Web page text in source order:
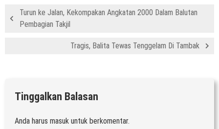
Turun ke Jalan, Kekompakan Angkatan 2000 Dalam Balutan
Pembagian Takjil
Tragis, Balita Tewas Tenggelam Di Tambak
Tinggalkan Balasan
Anda harus masuk untuk berkomentar.